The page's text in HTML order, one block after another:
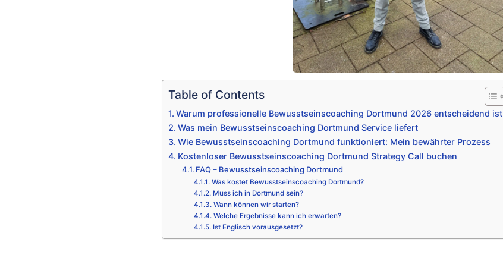
Table of Contents
Warum professionelle Bewusstseinscoaching Dortmund 2026 entscheidend ist
Was mein Bewusstseinscoaching Dortmund Service liefert
Wie Bewusstseinscoaching Dortmund funktioniert: Mein bewährter Prozess
Kostenloser Bewusstseinscoaching Dortmund Strategy Call buchen
FAQ – Bewusstseinscoaching Dortmund
Was kostet Bewusstseinscoaching Dortmund?
Muss ich in Dortmund sein?
Wann können wir starten?
Welche Ergebnisse kann ich erwarten?
Ist Englisch vorausgesetzt?